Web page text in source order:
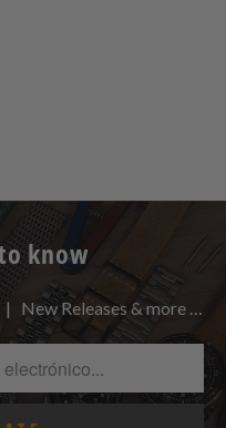
know
| New Releases & more …